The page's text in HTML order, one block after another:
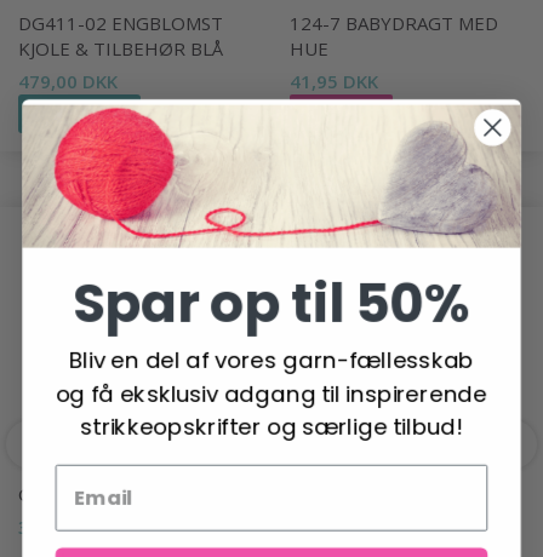
DG411-02 ENGBLOMST
KJOLE & TILBEHØR BLÅ
479,00 DKK
Se produktet
124-7 BABYDRAGT MED
HUE
41,95 DKK
ANDRE HAR OGSÅ SET
GJESTAL BABY ULL
39,95 DKK
34,95 DKK
Spar op til 50%
Bliv en del af vores garn-fællesskab
og få eksklusiv adgang til inspirerende
strikkeopskrifter og særlige tilbud!